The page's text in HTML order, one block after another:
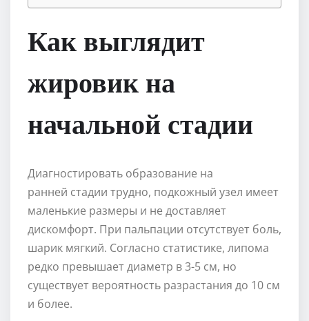
Как выглядит
жировик на
начальной стадии
Диагностировать образование на
ранней стадии трудно, подкожный узел имеет
маленькие размеры и не доставляет
дискомфорт. При пальпации отсутствует боль,
шарик мягкий. Согласно статистике, липома
редко превышает диаметр в 3-5 см, но
существует вероятность разрастания до 10 см
и более.